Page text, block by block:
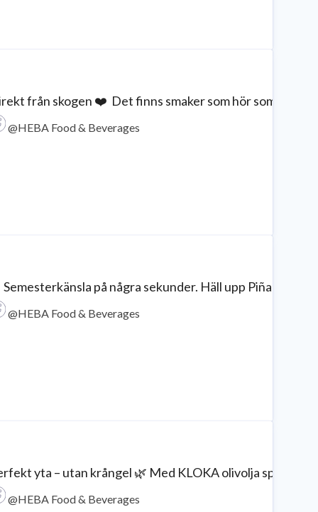
från skogen ❤️⁠ ⁠ Det finns smaker som hör sommaren
@HEBA Food & Beverages
Semesterkänsla på några sekunder. Häll upp Piña
@HEBA Food & Beverages
yta – utan krångel 🌿 Med KLOKA olivolja spray får
@HEBA Food & Beverages